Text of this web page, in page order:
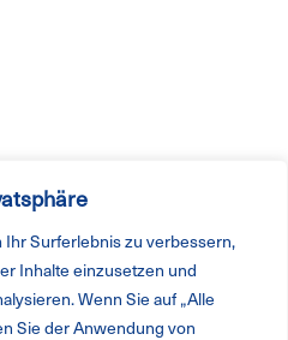
Surferlebnis zu verbessern,
Inhalte einzusetzen und
Wenn Sie auf „Alle
Sie der Anwendung von